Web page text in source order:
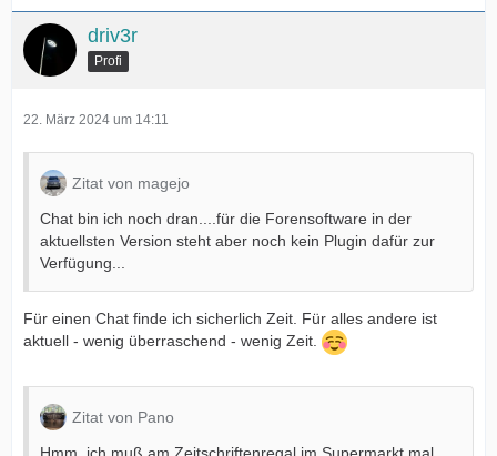
driv3r
Profi
22. März 2024 um 14:11
Zitat von magejo
Chat bin ich noch dran....für die Forensoftware in der
aktuellsten Version steht aber noch kein Plugin dafür zur
Verfügung...
Für einen Chat finde ich sicherlich Zeit. Für alles andere ist
aktuell - wenig überraschend - wenig Zeit.
Zitat von Pano